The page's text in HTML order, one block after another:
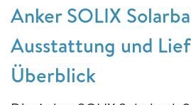
Anker SOLIX
Ausstattung und
Überblick